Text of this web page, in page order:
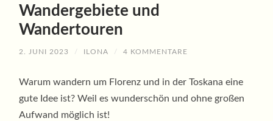
Wandergebiete und
Wandertouren
2. JUNI 2023 / ILONA / 4 KOMMENTARE
Warum wandern um Florenz und in der Toskana eine
gute Idee ist? Weil es wunderschön und ohne großen
Aufwand möglich ist!